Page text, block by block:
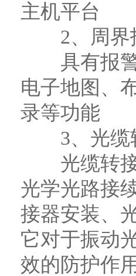
主机平台
2、周界
具有报警
电子地图、
录等功能
3、光缆
光缆转接
光学光路接
接器安装、
它对于振动
效的防护作用